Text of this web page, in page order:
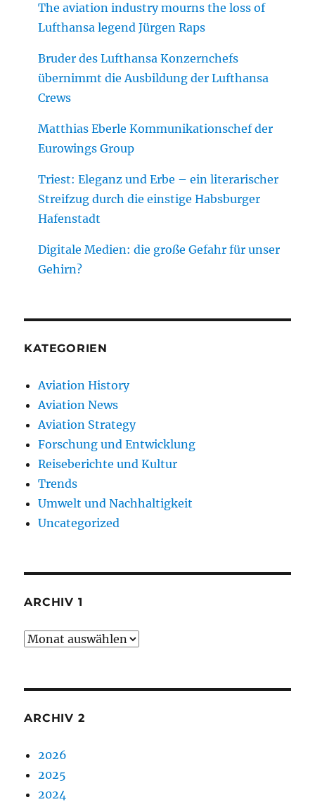
The aviation industry mourns the loss of
Lufthansa legend Jürgen Raps
Bruder des Lufthansa Konzernchefs
übernimmt die Ausbildung der Lufthansa
Crews
Matthias Eberle Kommunikationschef der
Eurowings Group
Triest: Eleganz und Erbe – ein literarischer
Streifzug durch die einstige Habsburger
Hafenstadt
Digitale Medien: die große Gefahr für unser
Gehirn?
KATEGORIEN
Aviation History
Aviation News
Aviation Strategy
Forschung und Entwicklung
Reiseberichte und Kultur
Trends
Umwelt und Nachhaltigkeit
Uncategorized
ARCHIV 1
Archiv
ARCHIV 2
2026
2025
2024